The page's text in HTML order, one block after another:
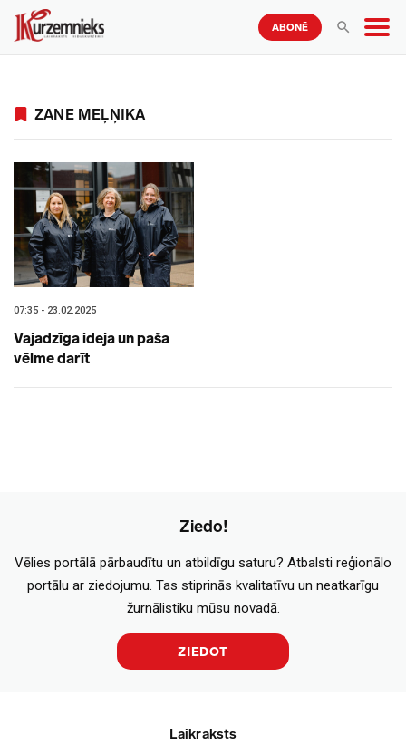
ABONĒ
ZANE MEĻŅIKA
07:35 - 23.02.2025
Vajadzīga ideja un paša
vēlme darīt
Ziedo!
Vēlies portālā pārbaudītu un atbildīgu saturu? Atbalsti reģionālo
portālu ar ziedojumu. Tas stiprinās kvalitatīvu un neatkarīgu
žurnālistiku mūsu novadā.
ZIEDOT
Laikraksts